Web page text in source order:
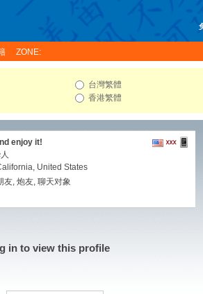
ZONE:
台灣繁體
香港繁體
enjoy it!
United States
友, 炮友, 聊天对象
in to view this profile